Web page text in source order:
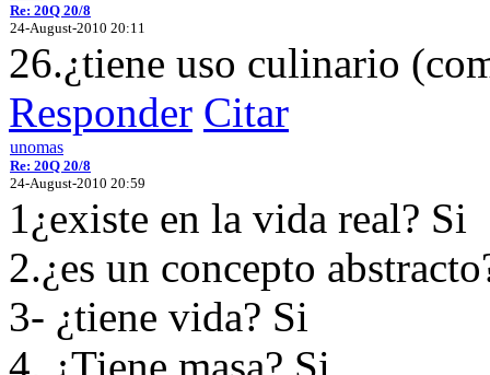
Re: 20Q 20/8
24-August-2010 20:11
26.¿tiene uso culinario
Responder Citar
unomas
Re: 20Q 20/8
24-August-2010 20:59
1¿existe en la vida real? Si
2.¿es un concepto
3- ¿tiene vida? Si
4. ¿Tiene masa? Si